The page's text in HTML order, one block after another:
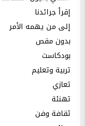
إقرأ جرائدنا
إلى من يهمه الأمر
بدون مقص
بودكاست
تربية وتعليم
تعازي
تهنئة
ثقافة وفن